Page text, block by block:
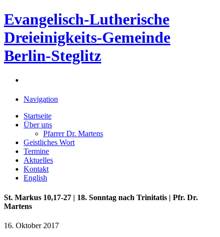
Evangelisch-Lutherische
Dreieinigkeits-Gemeinde
Berlin-Steglitz
Navigation
Startseite
Über uns
Pfarrer Dr. Martens
Geistliches Wort
Termine
Aktuelles
Kontakt
English
St. Markus 10,17-27 | 18. Sonntag nach Trinitatis | Pfr. Dr.
Martens
16. Oktober 2017